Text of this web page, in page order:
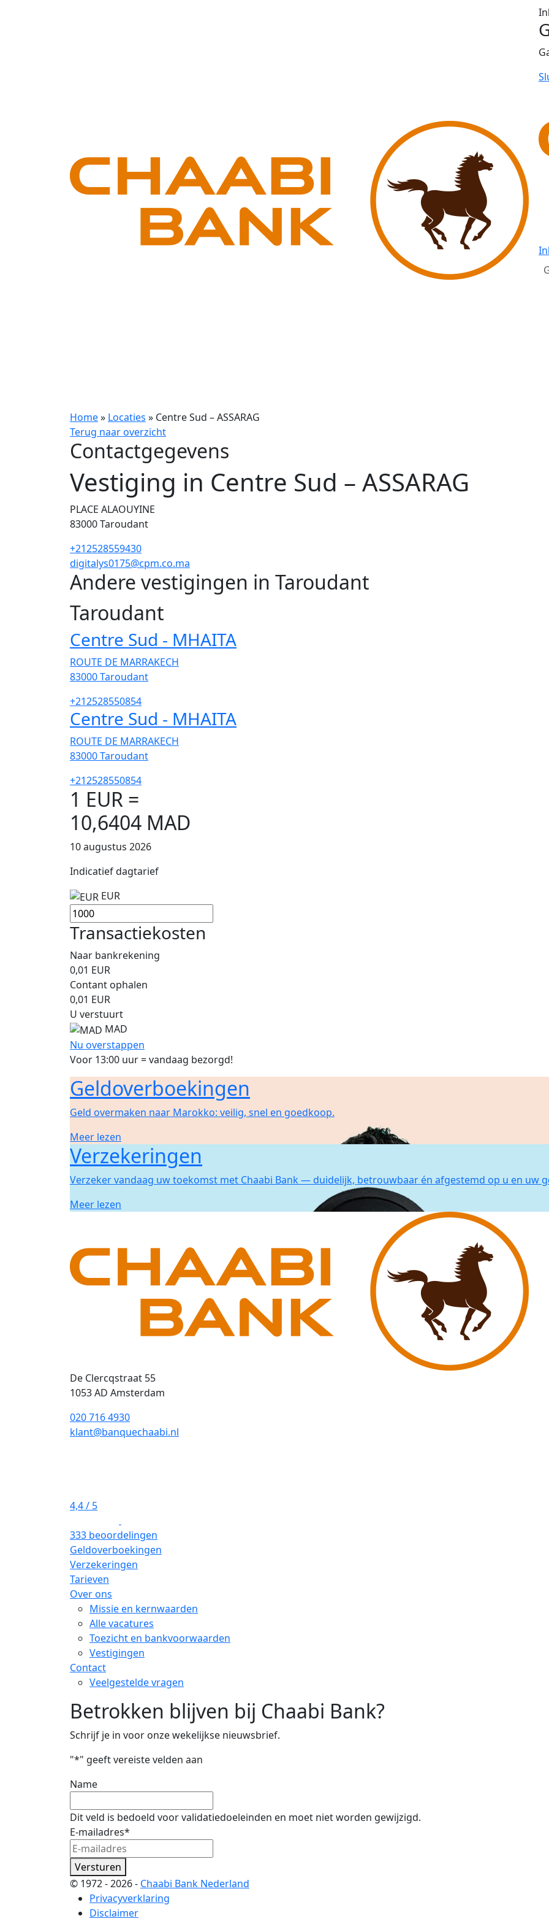
Home» Locaties » Centre Sud – ASSARAG
Terug naar overzicht
Contactgegevens
Vestiging in Centre Sud – ASSARAG
PLACE ALAOUYINE
83000Taroudant
+212528559430
digitalys0175@cpm.co.ma
Andere vestigingen in Taroudant
Taroudant
Centre Sud - MHAITA
ROUTE DE MARRAKECH
83000Taroudant
+212528550854
Centre Sud - MHAITA
ROUTE DE MARRAKECH
83000Taroudant
+212528550854
1 EUR =
10,6404 MAD
10 augustus 2026
Indicatief dagtarief
EUR
Transactiekosten
Naar bankrekening
0,01 EUR
Contant ophalen
0,01 EUR
U verstuurt
MAD
Nu overstappen
Voor 13:00 uur = vandaag bezorgd!
Geldoverboekingen
Geld overmaken naar Marokko: veilig, snel en goedkoop.
Meer lezen
Verzekeringen
Verzeker vandaag uw toekomst met Chaabi Bank — duidelijk, betrouwbaar én afgestemd op u en uw
Meer lezen
De Clercqstraat 55
1053 AD Amsterdam
020 716 4930
klant@banquechaabi.nl
4,4/ 5
333 beoordelingen
Geldoverboekingen
Verzekeringen
Tarieven
Over ons
Missie en kernwaarden
Alle vacatures
Toezicht en bankvoorwaarden
Vestigingen
Contact
Veelgestelde vragen
Betrokken blijven bij Chaabi Bank?
Schrijf je in voor onze wekelijkse nieuwsbrief.
"*" geeft vereiste velden aan
Name
Dit veld is bedoeld voor validatiedoeleinden en moet niet worden gewijzigd.
E-mailadres*
Versturen
© 1972 - 2026 - Chaabi Bank Nederland
Privacyverklaring
Disclaimer